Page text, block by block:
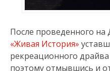
После проведенного на
«Живая История»
рекреационного
поэтому отмывшись и